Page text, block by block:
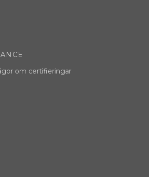
om certifieringar